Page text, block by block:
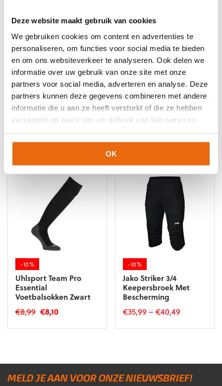
Deze website maakt gebruik van cookies
We gebruiken cookies om content en advertenties te
personaliseren, om functies voor social media te bieden
en om ons websiteverkeer te analyseren. Ook delen we
informatie over uw gebruik van onze site met onze
partners voor social media, adverteren en analyse. Deze
partners kunnen deze gegevens combineren met andere
informatie die u aan ze heeft verstrekt of die ze hebben
verzameld op basis van uw gebruik van hun services.
OK
-10%
Gladiator Sports
Goalkeeper Pants
€34,95Oorspronkelijke
prijs
was:
€ 31,46Huidige
prijs
is:
Dit
meerdere
gekozen
worden
de
productpagina
-10%
Gladiator Sports Body
Protection
€59,95 Oorspronkelijke
prijs
was:
€53,96Huidige
prijs
is:
Dit
meerdere
variaties.
gekozen
worden
de
productpagina
-10%
Uhlsport Team Pro
Essential
Voetbalsokken Zwart
€8,99 Oorspronkelijke
€8,10Huidige
Dit
Deze
-10%
Jako Striker 3/4
Keepersbroek Met
Bescherming
€35,99 –€40,49
Dit
Deze
MELD JE AAN VOOR ONZE NIEUWSBRIEF!